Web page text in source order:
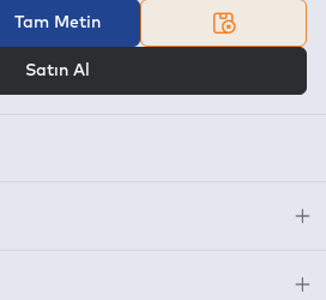
Tam Metin
Satın Al